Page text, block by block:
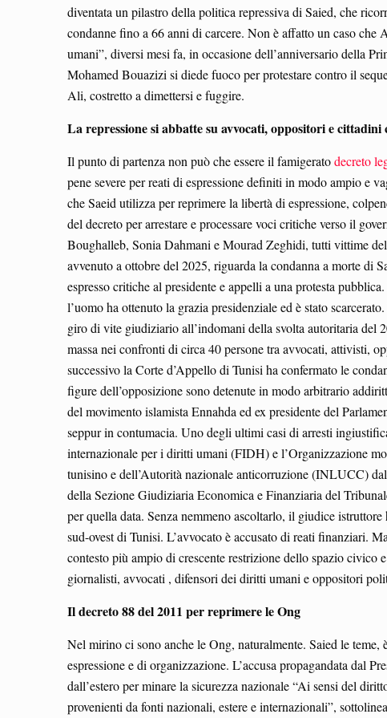
diventata un pilastro della politica repressiva di Saied, che
condanne fino a 66 anni di carcere. Non è affatto un caso
umani”, diversi mesi fa, in occasione dell’anniversario della
Mohamed Bouazizi si diede fuoco per protestare contro il
Ali, costretto a dimettersi e fuggire.
La repressione si abbattesu avvocati, oppositori e cittadini
Il punto di partenza non può che essere il famigeratodecreto
pene severe per reati di espressione definiti in modo ampio e
che Saeid utilizza per reprimere la libertà di espressione,
del decreto per arrestare e processare voci critiche verso il
Boughalleb, Sonia Dahmani e Mourad Zeghidi, tutti vittime
avvenuto a ottobre del 2025, riguarda la condanna a morte di
espresso critiche al presidente e appelli a una protesta
l’uomo ha ottenuto la grazia presidenziale ed è stato
giro di vite giudiziario all’indomani della svolta autoritaria del
massa nei confronti di circa 40 persone tra avvocati, attivisti,
successivo la Corte d’Appello di Tunisi ha confermato le
figure dell’opposizione sono detenute in modo arbitrario
del movimento islamista Ennahda ed ex presidente del
seppur in contumacia. Uno degli ultimi casi di arresti
internazionale per i diritti umani (FIDH) e l’Organizzazione
tunisino e dell’Autorità nazionale anticorruzione (INLUCC)
della Sezione Giudiziaria Economica e Finanziaria del
per quella data. Senza nemmeno ascoltarlo, il giudice
sud-ovest di Tunisi. L’avvocato è accusato di reati finanziari.
contesto più ampio di crescente restrizione dello spazio
giornalisti, avvocati , difensori dei diritti umani e oppositori
Il decreto 88 del 2011 per reprimere le Ong
Nel mirino ci sono anche le Ong, naturalmente. Saied le
espressione e di organizzazione. L’accusa propagandata dal
dall’estero per minare la sicurezza nazionale “Ai sensi del
provenienti da fonti nazionali, estere e internazionali”,